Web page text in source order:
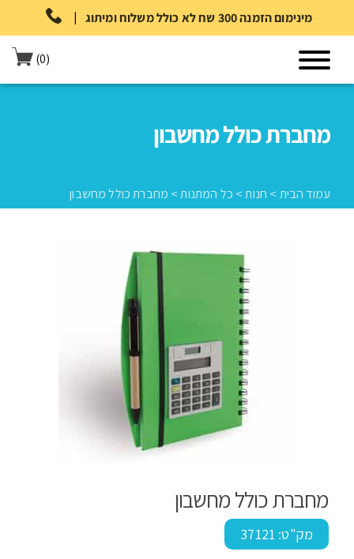
| מינימום הזמנה 300 שח לא כולל משלוח ומיתוג
(0)
מחברת כולל מחשבון
עמוד הבית > חנות> כל המתנות> מחברת כולל מחשבון
כל המתנות>מחברת כולל מחשבון
מחברת כולל מחשבון
מק"ט: 37121